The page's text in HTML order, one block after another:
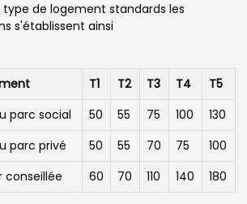
de logement standards les
s'établissent ainsi
T1 T2 T3 T4
T5
parc social
50 55 75 100
130
parc privé
50 55 70 75
100
conseillée
60 70 110 140 180